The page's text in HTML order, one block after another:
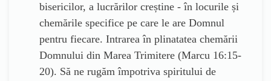
bisericilor, a lucrărilor creștine - în locurile și
chemările specifice pe care le are Domnul
pentru fiecare. Intrarea în plinatatea chemării
Domnului din Marea Trimitere (Marcu 16:15-
20). Să ne rugăm împotriva spiritului de